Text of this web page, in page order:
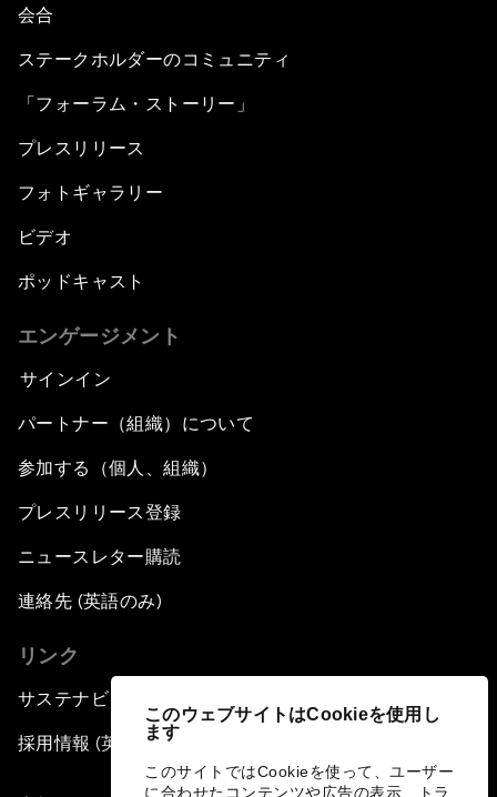
このウェブサイトはCookieを使用し
ます
このサイトではCookieを使って、ユーザー
に合わせたコンテンツや広告の表示、トラ
会合
ステークホルダーのコミュニティ
「フォーラム・ストーリー」
プレスリリース
フォトギャラリー
ビデオ
ポッドキャスト
エンゲージメント
サインイン
パートナー（組織）について
参加する（個人、組織）
プレスリリース登録
ニュースレター購読
連絡先 (英語のみ)
リンク
サステナビリティへの取り組み
採用情報 (英語のみ)